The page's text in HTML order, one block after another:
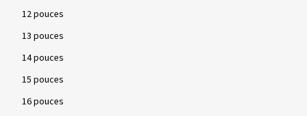
12 pouces
13 pouces
14 pouces
15 pouces
16 pouces